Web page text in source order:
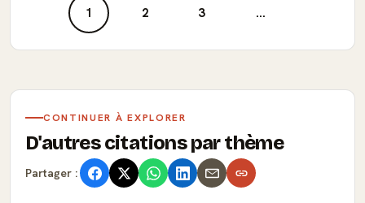
1 2 3 ...
CONTINUER À EXPLORER
D'autres citations par thème
Partager :